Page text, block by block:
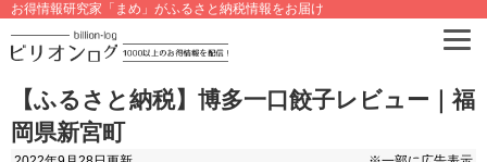
お得情報研究家「まめ」がふるさと納税情報をお届け
【ふるさと納税】博多一口餃子レビュー｜福
岡県新宮町